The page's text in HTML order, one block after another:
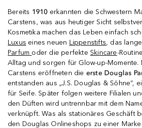
Bereits 1910 erkannten die Schwestern
Carstens, was aus heutiger Sicht
Kosmetika machen das Leben einfach
Luxus eines neuen Lippenstifts, das
Parfum oder die perfekteSkincare-
Alltag und sorgen für Glow-up-Momente.
Carstens eröffneten die erste Douglas
entstanden aus „J.S. Douglas & Söhne“,
für Seife. Später folgen weitere Filialen
den Düften wird untrennbar mit dem
verknüpft. Was als stationäres Geschäft
den Douglas Onlineshops zu einer